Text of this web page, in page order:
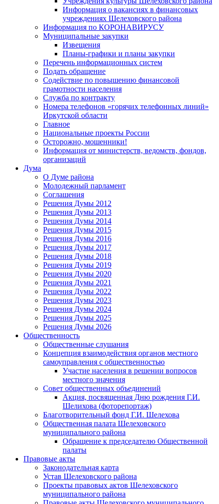
Информация о вакансиях в финансовых
учреждениях Шелеховского района
Информация по КОРОНАВИРУСУ
Муниципальные закупки
Извещения
Планы-графики и планы закупки
Перечень информационных систем
Подать обращение
Содействие по повышению финансовой
грамотности населения
Служба по контракту
Номера телефонов «горячих телефонных линий»
Иркутской области
Главное
Национальные проекты России
Осторожно, мошенники!
Информация от министерств, ведомств, фондов,
организаций
Дума
О Думе района
Молодежный парламент
Соглашения
Решения Думы 2012
Решения Думы 2013
Решения Думы 2014
Решения Думы 2015
Решения Думы 2016
Решения Думы 2017
Решения Думы 2018
Решения Думы 2019
Решения Думы 2020
Решения Думы 2021
Решения Думы 2022
Решения Думы 2023
Решения Думы 2024
Решения Думы 2025
Решения Думы 2026
Общественность
Общественные слушания
Концепция взаимодействия органов местного
самоуправления с общественностью
Участие населения в решении вопросов
местного значения
Совет общественных объединений
Акция, посвященная Дню рождения Г.И.
Шелихова (фоторепортаж)
Благотворительный фонд Г.И. Шелехова
Общественная палата Шелеховского
муниципального района
Обращение к председателю Общественной
палаты
Правовые акты
Законодательная карта
Устав Шелеховского района
Проекты правовых актов Шелеховского
муниципального района